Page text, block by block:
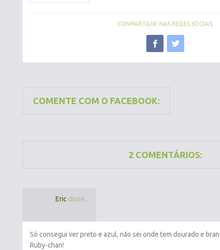
COMPARTILHE NAS REDES SOCIAIS
COMENTE COM O FACEBOOK:
2 COMENTÁRIOS:
Eric disse...
Só consegui ver preto e azul, não sei onde tem dourado e
Ruby-chan!